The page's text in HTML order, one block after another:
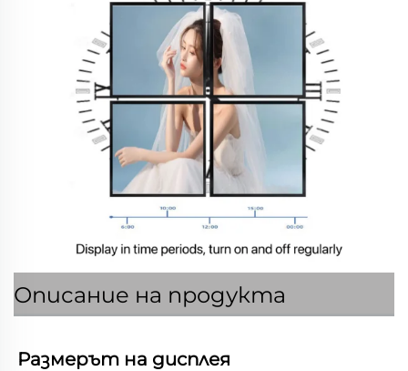
Описание на продукта
Размерът на дисплея